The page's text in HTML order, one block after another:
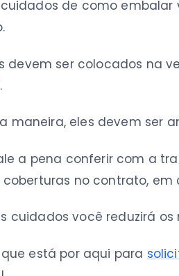
de como
devem ser colocados na
maneira, eles devem ser
a pena conferir com a
coberturas no contrato, em
cuidados você reduzirá
está por aqui para